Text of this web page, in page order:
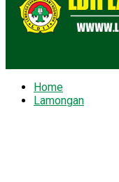
Home
Lamongan